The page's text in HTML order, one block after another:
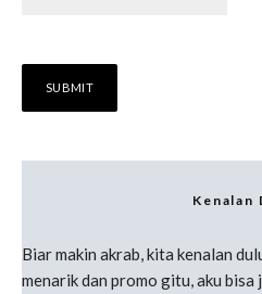
Kenalan
Biar makin akrab, kita kenalan
menarik dan promo gitu, aku bisa